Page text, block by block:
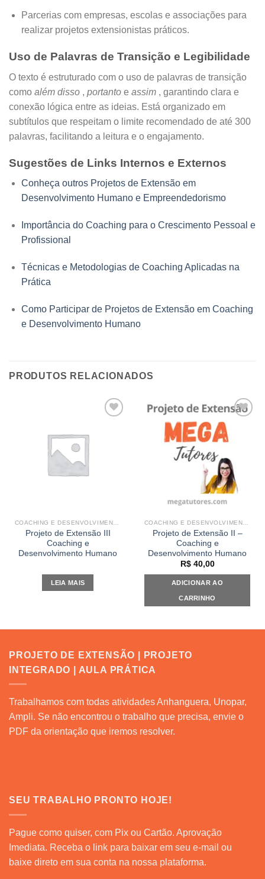
Parcerias com empresas, escolas e associações para
realizar projetos extensionistas práticos.
Uso de Palavras de Transição e Legibilidade
O texto é estruturado com o uso de palavras de transição
como além disso , portanto e assim , garantindo clara e
conexão lógica entre as ideias. Está organizado em
subtítulos que respeitam o limite recomendado de até 300
palavras, facilitando a leitura e o engajamento.
Sugestões de Links Internos e Externos
Conheça outros Projetos de Extensão em
Desenvolvimento Humano e Empreendedorismo
Importância do Coaching para o Crescimento Pessoal e
Profissional
Técnicas e Metodologias de Coaching Aplicadas na
Prática
Como Participar de Projetos de Extensão em Coaching
e Desenvolvimento Humano
PRODUTOS RELACIONADOS
COACHING E DESENVOLVIMENTO HUMANO
Projeto de Extensão III
Coaching e
Desenvolvimento Humano
LEIA MAIS
COACHING E DESENVOLVIMENTO HUMANO
Projeto de Extensão II –
Coaching e
Desenvolvimento Humano
R$40,00
ADICIONAR AO
CARRINHO
PROJETO DE EXTENSÃO | PROJETO
INTEGRADO | AULA PRÁTICA
Trabalhamos com todas atividades Anhanguera, Unopar,
Ampli. Se não encontrou o trabalho que precisa, envie o
PDF da orientação que iremos resolver.
SEU TRABALHO PRONTO HOJE!
Pague como quiser, com Pix ou Cartão. Aprovação
Imediata. Receba o link para baixar em seu e-mail ou
baixe direto em sua conta na nossa plataforma.